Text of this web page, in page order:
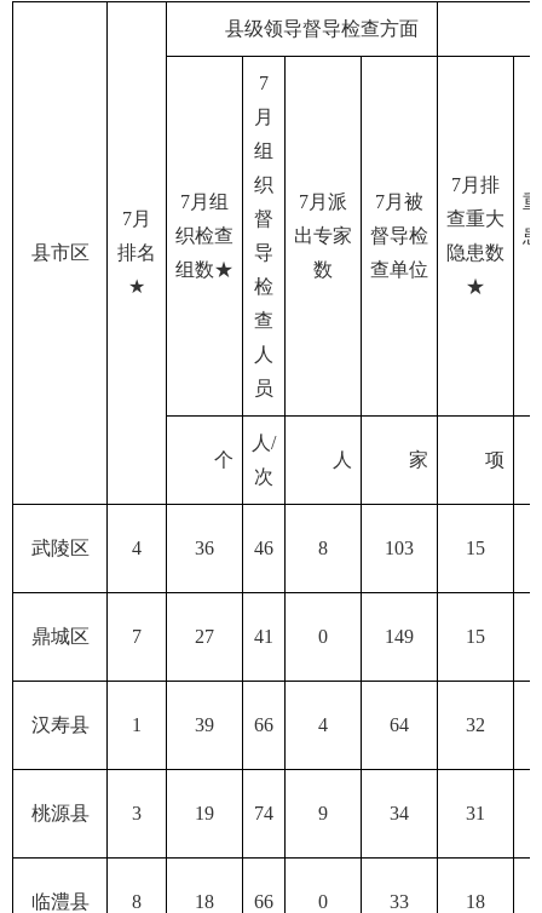
县市区
7月
排名
★
县级领导督导检查方面
7月组
织检查
组数★
7
月
组
织
督
导
检
查
人
员
7月派
出专家
数
7月被
督导检
查单位
7月排
查重大
隐患数
★
个
人/
次
人 家 项
武陵区 4 36 46 8 103 15
鼎城区 7 27 41 0 149 15
汉寿县 1 39 66 4 64 32
桃源县 3 19 74 9 34 31
临澧县 8 18 66 0 33 18